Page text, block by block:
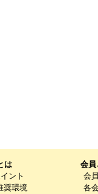
は
ント
奨環境
会員
会
各